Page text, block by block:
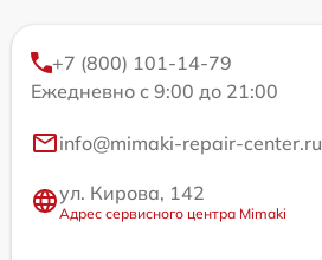
+7 (800) 101-14-79
Ежедневно с 9:00 до 21:00
info@mimaki-repair-center.ru
ул. Кирова, 142
Адрес сервисного центра Mimaki